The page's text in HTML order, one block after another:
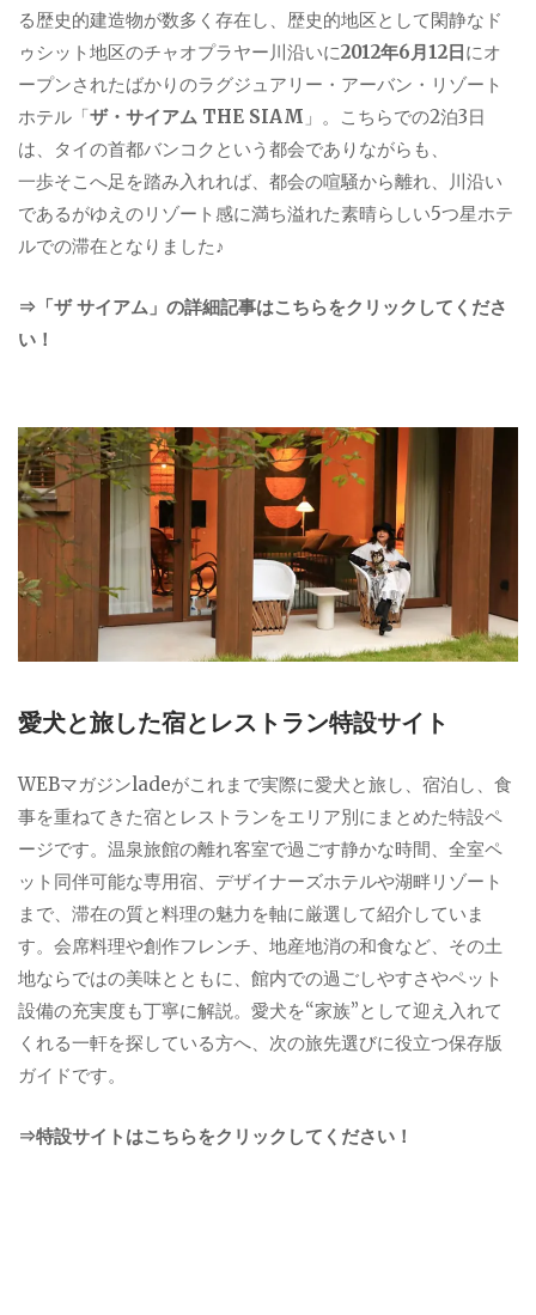
る歴史的建造物が数多く存在し、歴史的地区として閑静なド
ゥシット地区のチャオプラヤー川沿いに2012年6月12日にオ
ープンされたばかりのラグジュアリー・アーバン・リゾート
ホテル「ザ・サイアム THE SIAM 」。こちらでの2泊3日
は、タイの首都バンコクという都会でありながらも、
一歩そこへ足を踏み入れれば、都会の喧騒から離れ、川沿い
であるがゆえのリゾート感に満ち溢れた素晴らしい5つ星ホテ
ルでの滞在となりました♪
⇒「ザ サイアム」の詳細記事はこちらをクリックしてくださ
い！
愛犬と旅した宿とレストラン特設サイト
WEBマガジンladeがこれまで実際に愛犬と旅し、宿泊し、食
事を重ねてきた宿とレストランをエリア別にまとめた特設ペ
ージです。温泉旅館の離れ客室で過ごす静かな時間、全室ペ
ット同伴可能な専用宿、デザイナーズホテルや湖畔リゾート
まで、滞在の質と料理の魅力を軸に厳選して紹介していま
す。会席料理や創作フレンチ、地産地消の和食など、その土
地ならではの美味とともに、館内での過ごしやすさやペット
設備の充実度も丁寧に解説。愛犬を“家族”として迎え入れて
くれる一軒を探している方へ、次の旅先選びに役立つ保存版
ガイドです。
⇒特設サイトはこちらをクリックしてください！